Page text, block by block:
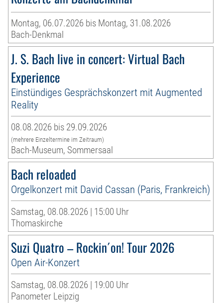
Montag, 06.07.2026 bis Montag, 31.08.2026
Bach-Denkmal
J. S. Bach live in concert: Virtual Bach
Experience
Einstündiges Gesprächskonzert mit Augmented
Reality
08.08.2026 bis 29.09.2026
(mehrere Einzeltermine im Zeitraum)
Bach-Museum, Sommersaal
Bach reloaded
Orgelkonzert mit David Cassan (Paris, Frankreich)
Samstag, 08.08.2026 | 15:00 Uhr
Thomaskirche
Suzi Quatro – Rockin´on! Tour 2026
Open Air-Konzert
Samstag, 08.08.2026 | 19:00 Uhr
Panometer Leipzig